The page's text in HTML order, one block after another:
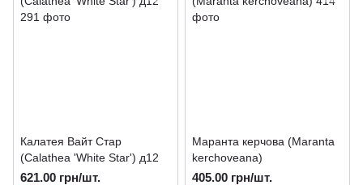
Калатея Вайт Стар
(Calathea 'White Star') д12
621.00 грн/шт.
Маранта керчова (Maranta
kerchoveana)
405.00 грн/шт.